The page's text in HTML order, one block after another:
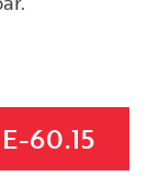
60.15